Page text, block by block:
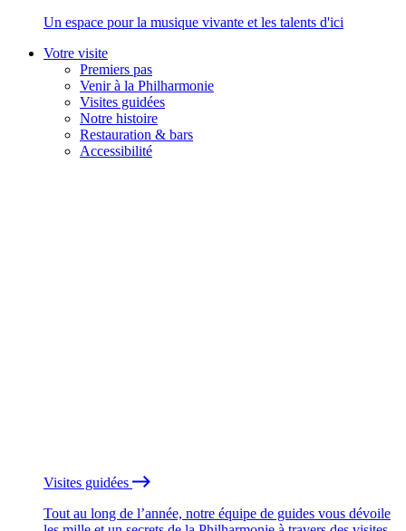
Un espace pour la musique vivante et les talents d'ici
Votre visite
Premiers pas
Venir à la Philharmonie
Visites guidées
Notre histoire
Restauration & bars
Accessibilité
Visites guidées
Tout au long de l’année, notre équipe de guides vous dévoile